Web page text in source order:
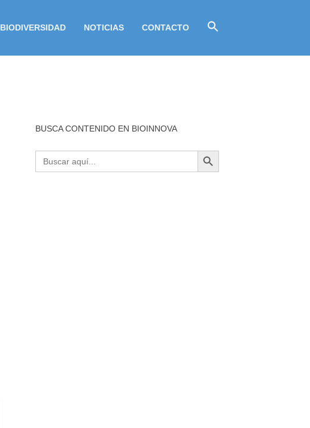
BIODIVERSIDAD NOTICIAS CONTACTO
BUSCA CONTENIDO EN BIOINNOVA
Buscar: BOTÓN DE BÚSQUEDA